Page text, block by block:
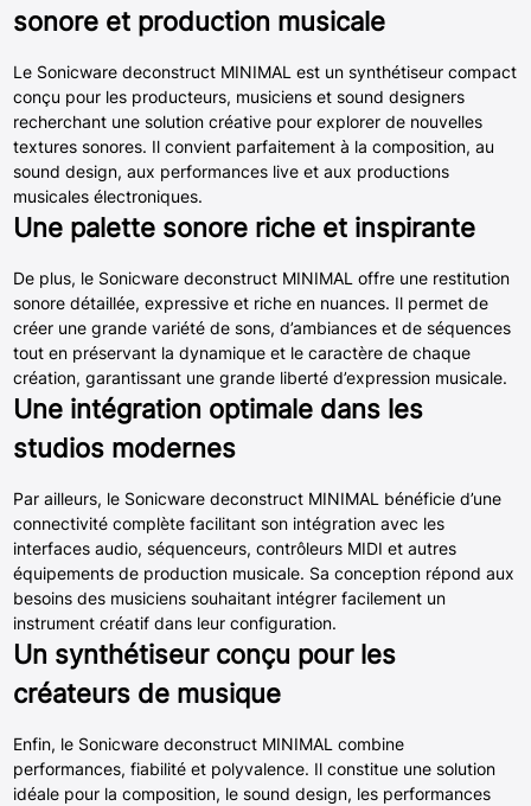
sonore et production musicale
Le Sonicware deconstruct MINIMAL est un synthétiseur compact
conçu pour les producteurs, musiciens et sound designers
recherchant une solution créative pour explorer de nouvelles
textures sonores. Il convient parfaitement à la composition, au
sound design, aux performances live et aux productions
musicales électroniques.
Une palette sonore riche et inspirante
De plus, le Sonicware deconstruct MINIMAL offre une restitution
sonore détaillée, expressive et riche en nuances. Il permet de
créer une grande variété de sons, d’ambiances et de séquences
tout en préservant la dynamique et le caractère de chaque
création, garantissant une grande liberté d’expression musicale.
Une intégration optimale dans les
studios modernes
Par ailleurs, le Sonicware deconstruct MINIMAL bénéficie d’une
connectivité complète facilitant son intégration avec les
interfaces audio, séquenceurs, contrôleurs MIDI et autres
équipements de production musicale. Sa conception répond aux
besoins des musiciens souhaitant intégrer facilement un
instrument créatif dans leur configuration.
Un synthétiseur conçu pour les
créateurs de musique
Enfin, le Sonicware deconstruct MINIMAL combine
performances, fiabilité et polyvalence. Il constitue une solution
idéale pour la composition, le sound design, les performances